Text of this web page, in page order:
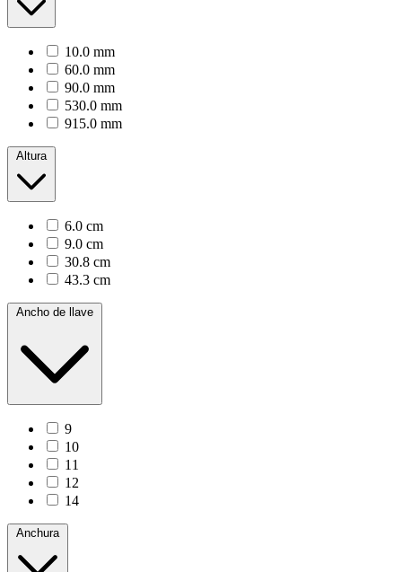
10.0 mm
60.0 mm
90.0 mm
530.0 mm
915.0 mm
Altura
6.0 cm
9.0 cm
30.8 cm
43.3 cm
Ancho de llave
9
10
11
12
14
Anchura